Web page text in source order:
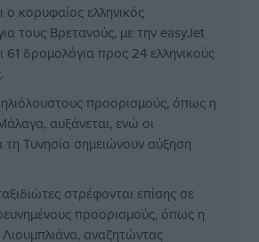
ο κορυφαίος ελληνικός
τους Βρετανούς, με την easyJet
δρομολόγια προς 24 ελληνικούς
προορισμούς, όπως η
αυξάνεται, ενώ οι
τη Τυνησία σημειώνουν αύξηση
στρέφονται επίσης σε
προορισμούς, όπως η
Λιουμπλιάνα, αναζητώντας